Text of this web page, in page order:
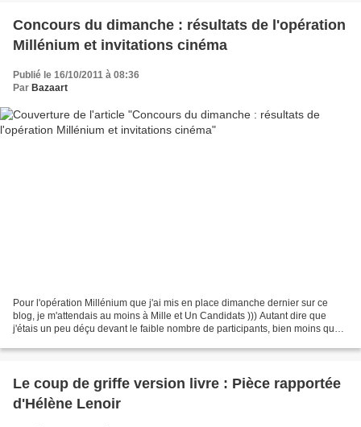
Concours du dimanche : résultats de l'opération
Millénium et invitations cinéma
Publié le 16/10/2011 à 08:36
Par Bazaart
Pour l'opération Millénium que j'ai mis en place dimanche dernier sur ce
blog, je m'attendais au moins à Mille et Un Candidats ))) Autant dire que
j'étais un peu déçu devant le faible nombre de participants, bien moins que
Le coup de griffe version livre : Pièce rapportée
d'Hélène Lenoir